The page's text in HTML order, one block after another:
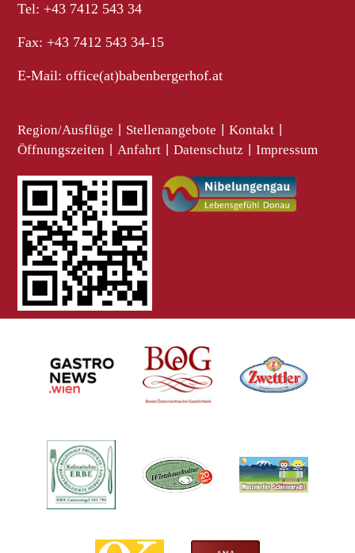
Tel: +43 7412 543 34
Fax: +43 7412 543 34-15
E-Mail:office(at)babenbergerhof.at
Region/Ausflüge Stellenangebote Kontakt
Öffnungszeiten Anfahrt Datenschutz Impressum